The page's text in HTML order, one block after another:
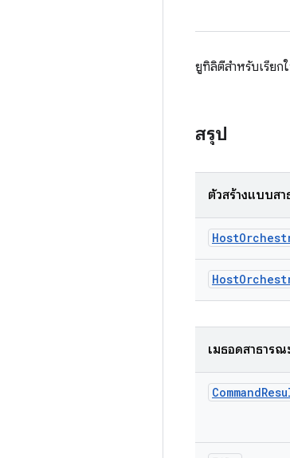
ยูทิลิตีสำหรับเรียก
สรุป
ตัวสร้างแบบส
Host
Host
เมธอดสาธารณ
Command